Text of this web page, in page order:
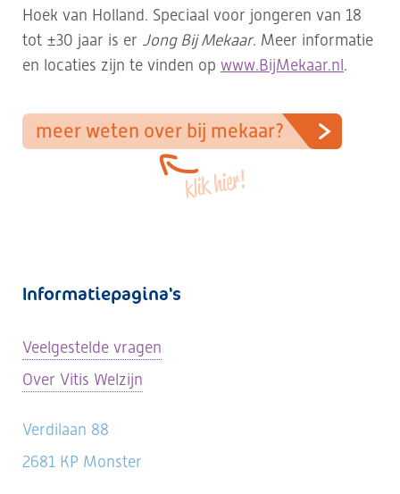
Hoek van Holland. Speciaal voor jongeren van 18
tot ±30 jaar is er Jong Bij Mekaar. Meer informatie
en locaties zijn te vinden op www.BijMekaar.nl.
meer weten over bij mekaar?
klik hier!
Informatiepagina's
Veelgestelde vragen
Over Vitis Welzijn
Verdilaan 88
2681 KP Monster